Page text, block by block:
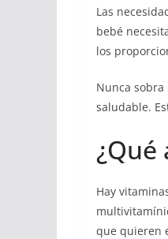
Las
bebé
los
Nunca
saludable.
¿Qué
Hay
que quieren